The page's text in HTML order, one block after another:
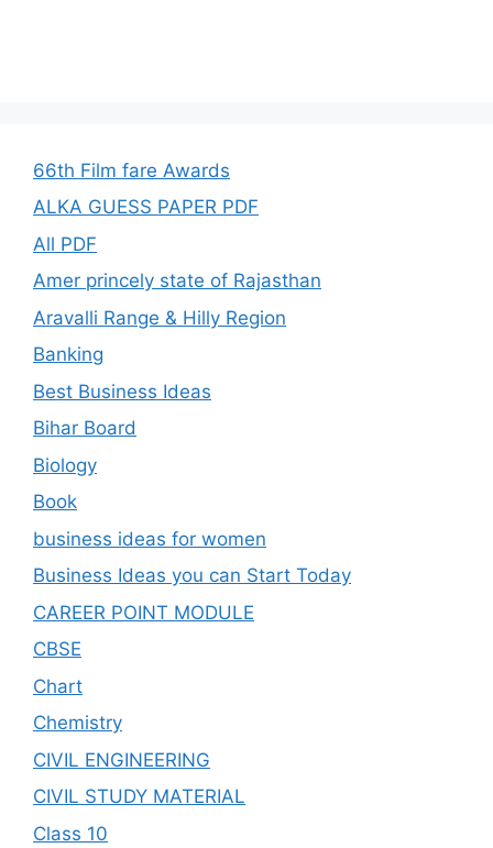
66th Film fare Awards
ALKA GUESS PAPER PDF
All PDF
Amer princely state of Rajasthan
Aravalli Range & Hilly Region
Banking
Best Business Ideas
Bihar Board
Biology
Book
business ideas for women
Business Ideas you can Start Today
CAREER POINT MODULE
CBSE
Chart
Chemistry
CIVIL ENGINEERING
CIVIL STUDY MATERIAL
Class 10